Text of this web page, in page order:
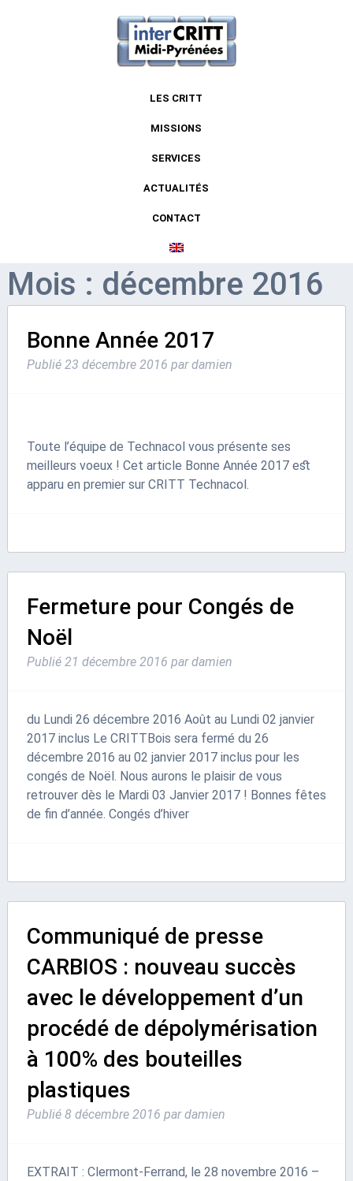
LES CRITT
MISSIONS
SERVICES
ACTUALITÉS
CONTACT
Mois : décembre 2016
Bonne Année 2017
Publié 23 décembre 2016 par damien
Toute l’équipe de Technacol vous présente ses
meilleurs voeux ! Cet article Bonne Année 2017 est
apparu en premier sur CRITT Technacol.
Fermeture pour Congés de
Noël
Publié 21 décembre 2016 par damien
du Lundi 26 décembre 2016 Août au Lundi 02 janvier
2017 inclus Le CRITTBois sera fermé du 26
décembre 2016 au 02 janvier 2017 inclus pour les
congés de Noël. Nous aurons le plaisir de vous
retrouver dès le Mardi 03 Janvier 2017 ! Bonnes fêtes
de fin d’année. Congés d’hiver
Communiqué de presse
CARBIOS : nouveau succès
avec le développement d’un
procédé de dépolymérisation
à 100% des bouteilles
plastiques
Publié 8 décembre 2016 par damien
EXTRAIT : Clermont-Ferrand, le 28 novembre 2016 –